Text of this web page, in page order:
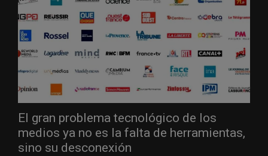
El gran problema tecnológico de los
medios ya no es la falta de herramientas,
sino su desconexión